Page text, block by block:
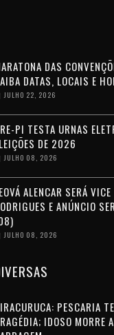
DAS
DATAS, LOCAIS E
JULHO 22, 2026
PI TESTA URNAS
DE 2026
JULHO 08, 2026
ALENCAR SERÁ VICE
E ANÚNCIO
JULHO 08, 2026
PESCARIA
IDOSO MORRE